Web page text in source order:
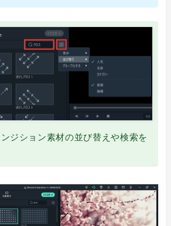
ジション素材の並び替えや検索を